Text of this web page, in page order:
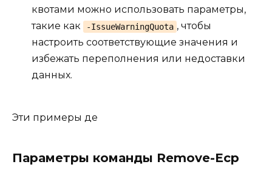
квотами можно использовать параметры,
такие как
-IssueWarningQuota , чтобы
настроить соответствующие значения и
избежать переполнения или недоставки
данных.
Эти примеры де
Параметры команды Remove-Ecp